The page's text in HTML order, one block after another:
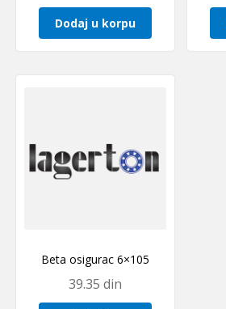
Dodaj u korpu
Beta osigurac 6×105
39.35 din